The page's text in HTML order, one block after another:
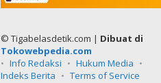
© Tigabelasdetik.com | Dibuat di
Tokowebpedia.com
Info Redaksi
Hukum Media
Indeks Berita
Terms of Service